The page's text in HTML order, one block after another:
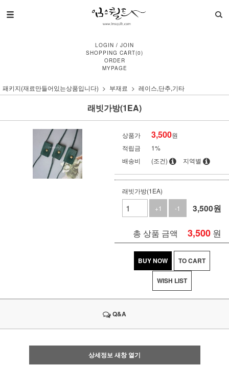
LOGIN / JOIN
SHOPPING CART(0)
ORDER
MYPAGE
패키지(재료만들어있는상품입니다) 부재료 레이스,단추,기타
래빗가방(1EA)
상품가 3,500원
적립금
1%
배송비
(조건) 지역별
래빗가방(1EA)
+1
-1 3,500원
총 상품 금액 3,500 원
BUY NOW TO CART
WISH LIST
Q&A
상세정보 새창 열기